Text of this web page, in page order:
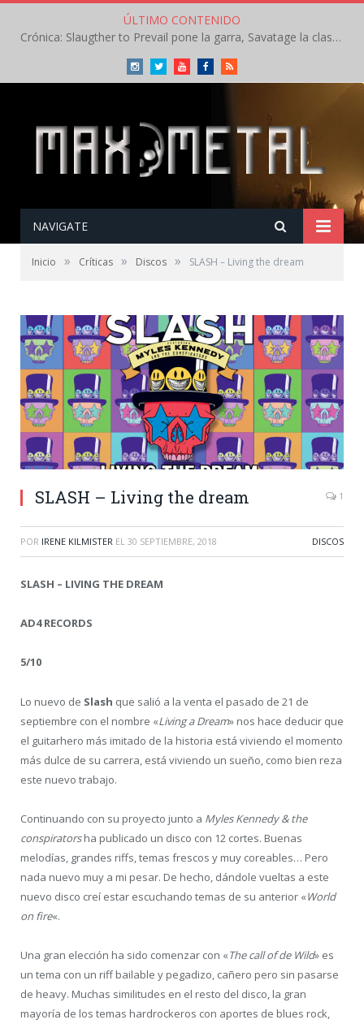
ÚLTIMO CONTENIDO
Crónica: Slaugther to Prevail pone la garra, Savatage la clase en la apertura del Leyendas del Rock – Miércoles – Agosto 2026
InstagramTwitterYoutubeFacebookRSS
NAVIGATE
Inicio » Críticas » Discos » SLASH – Living the dream
SLASH – Living the dream 1
POR IRENE KILMISTER EL 30 SEPTIEMBRE, 2018 DISCOS
SLASH – LIVING THE DREAM
AD4 RECORDS
5/10
Lo nuevo de Slash que salió a la venta el pasado de 21 de
septiembre con el nombre «Living a Dream» nos hace deducir que
el guitarhero más imitado de la historia está viviendo el momento
más dulce de su carrera, está viviendo un sueño, como bien reza
este nuevo trabajo.
Continuando con su proyecto junto a Myles Kennedy & the
conspiratorsha publicado un disco con 12 cortes. Buenas
melodías, grandes riffs, temas frescos y muy coreables… Pero
nada nuevo muy a mi pesar. De hecho, dándole vueltas a este
nuevo disco creí estar escuchando temas de su anterior «World
on fire«.
Una gran elección ha sido comenzar con «The call of de Wild» es
un tema con un riff bailable y pegadizo, cañero pero sin pasarse
de heavy. Muchas similitudes en el resto del disco, la gran
mayoría de los temas hardrockeros con aportes de blues rock,